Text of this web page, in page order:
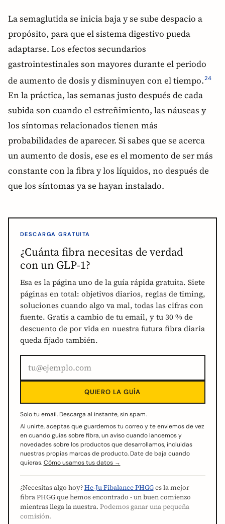
La semaglutida se inicia baja y se sube despacio a
propósito, para que el sistema digestivo pueda
adaptarse. Los efectos secundarios
gastrointestinales son mayores durante el periodo
de aumento de dosis y disminuyen con el tiempo.24
En la práctica, las semanas justo después de cada
subida son cuando el estreñimiento, las náuseas y
los síntomas relacionados tienen más
probabilidades de aparecer. Si sabes que se acerca
un aumento de dosis, ese es el momento de ser más
constante con la fibra y los líquidos, no después de
que los síntomas ya se hayan instalado.
DESCARGA GRATUITA
¿Cuánta fibra necesitas de verdad
con un GLP-1?
Esa es la página uno de la guía rápida gratuita. Siete
páginas en total: objetivos diarios, reglas de timing,
soluciones cuando algo va mal, todas las cifras con
fuente. Gratis a cambio de tu email, y tu 30 % de
descuento de por vida en nuestra futura fibra diaria
queda fijado también.
QUIERO LA GUÍA
Solo tu email. Descarga al instante, sin spam.
Al unirte, aceptas que guardemos tu correo y te enviemos de vez
en cuando guías sobre fibra, un aviso cuando lancemos y
novedades sobre los productos que desarrollamos, incluidas
nuestras propias marcas de producto. Date de baja cuando
quieras.Cómo usamos tus datos →
¿Necesitas algo hoy?He-Ju Fibalance PHGGes la mejor
fibra PHGG que hemos encontrado - un buen comienzo
mientras llega la nuestra. Podemos ganar una pequeña
comisión.